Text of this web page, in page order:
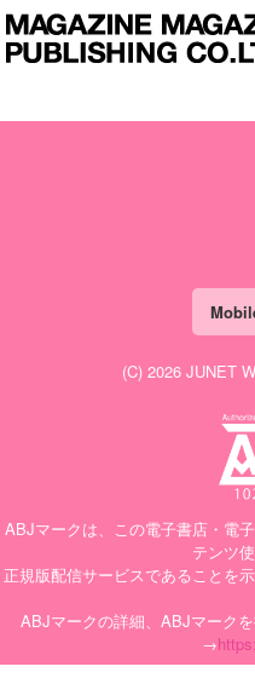
(C) 2026 JUNET
ABJマークは、この電子書店・電
テンツ
正規版配信サービスであることを
ABJマークの詳細、ABJマーク
→